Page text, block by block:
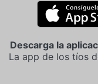
Descarga la
La app de los tíos